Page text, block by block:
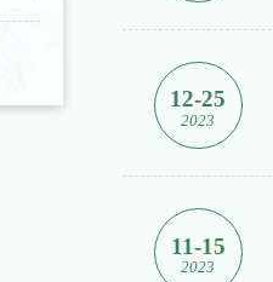
12-25
2023
11-15
2023